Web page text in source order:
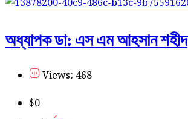
অধ্যাপক ডা: এস এম আহসান শহীদ
Views: 468
$0